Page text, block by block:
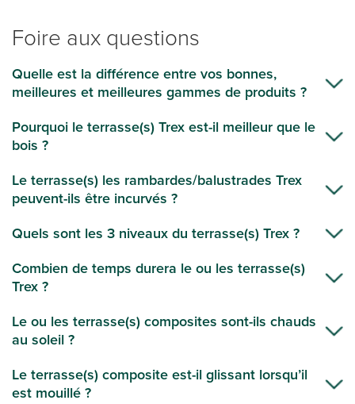
Foire aux questions
Quelle est la différence entre vos bonnes,
meilleures et meilleures gammes de produits ?
Pourquoi le terrasse(s) Trex est-il meilleur que le
bois ?
Le terrasse(s) les rambardes/balustrades Trex
peuvent-ils être incurvés ?
Quels sont les 3 niveaux du terrasse(s) Trex ?
Combien de temps durera le ou les terrasse(s)
Trex ?
Le ou les terrasse(s) composites sont-ils chauds
au soleil ?
Le terrasse(s) composite est-il glissant lorsqu’il
est mouillé ?